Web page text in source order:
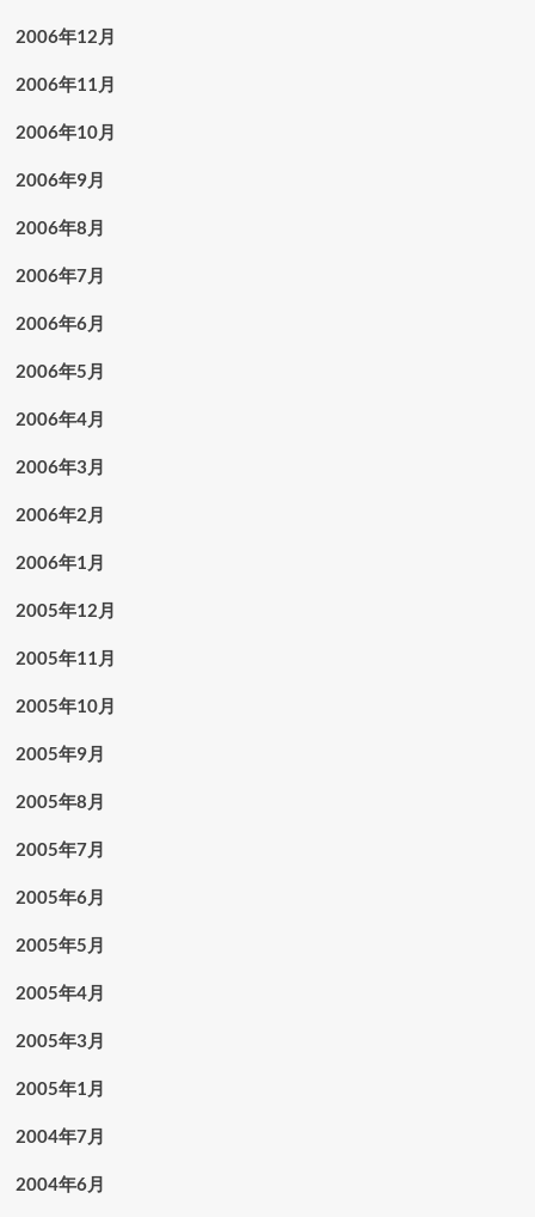
2006年12月
2006年11月
2006年10月
2006年9月
2006年8月
2006年7月
2006年6月
2006年5月
2006年4月
2006年3月
2006年2月
2006年1月
2005年12月
2005年11月
2005年10月
2005年9月
2005年8月
2005年7月
2005年6月
2005年5月
2005年4月
2005年3月
2005年1月
2004年7月
2004年6月